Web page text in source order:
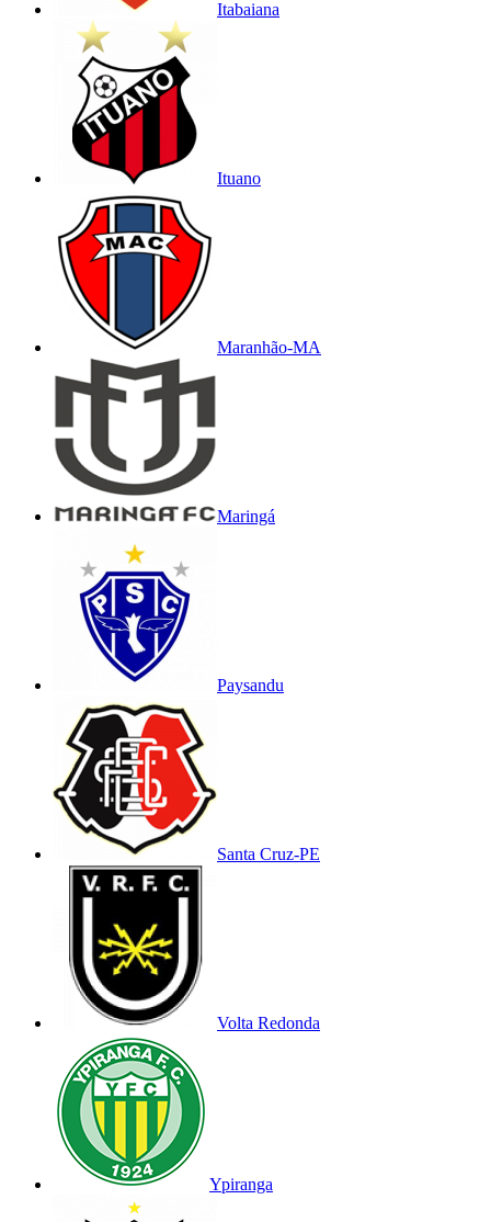
Itabaiana
Ituano
Maranhão-MA
Maringá
Paysandu
Santa Cruz-PE
Volta Redonda
Ypiranga